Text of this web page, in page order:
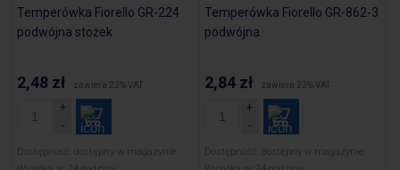
Temperówka Fiorello GR-224
podwójna stożek
2,48 zł zawiera 23% VAT
Dostępność:
dostępny w magazynie
Temperówka Fiorello GR-862-3
podwójna
2,84 zł zawiera 23% VAT
Dostępność:
dostępny w magazynie